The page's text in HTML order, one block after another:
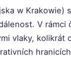
w
V
vlaky,